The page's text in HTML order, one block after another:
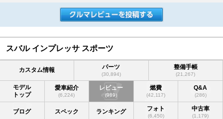
スバル インプレッサ スポーツ
カスタム情報 パーツ
(30,894)
整備手帳
(21,267)
モデル
トップ
愛車紹介
(6,224)
レビュー
(989)
燃費
(42,117)
Q&A
(286)
ブログ スペック ランキング フォト
(6,450)
中古車
(1,179)